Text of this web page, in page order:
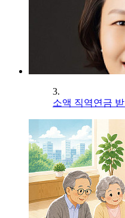
3.
소액 직역연금